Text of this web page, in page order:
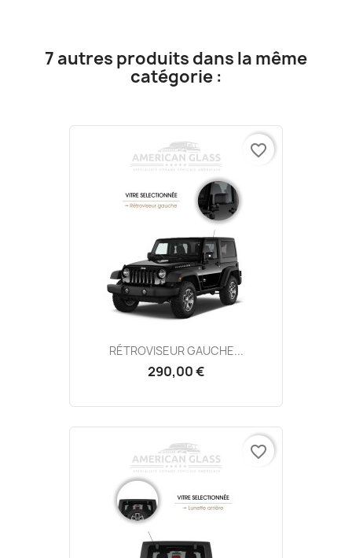
7 autres produits dans la même
catégorie :
RÉTROVISEUR GAUCHE...
290,00 €
favorite_border
favorite_border